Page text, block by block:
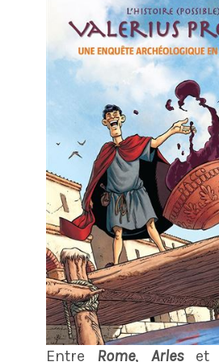
Entre Rome,Arles et